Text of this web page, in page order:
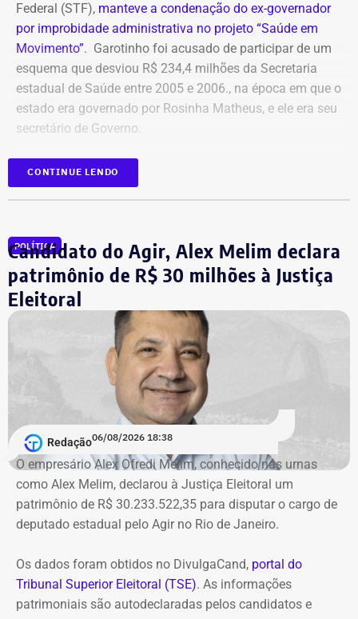
Federal (STF), manteve a condenação do ex-governador
por improbidade administrativa no projeto “Saúde em
Movimento”. Garotinho foi acusado de participar de um
esquema que desviou R$ 234,4 milhões da Secretaria
estadual de Saúde entre 2005 e 2006., na época em que o
estado era governado por Rosinha Matheus, e ele era seu
secretário de Governo.
Com isso, a sentença tornou-se definitiva.
imediata execução da sentença. Além da comunicação à
Justiça Eleitoral, o órgão pede a inclusão do nome de
Garotinho no Cadastro Nacional de Condenados por Ato
de Improbidade Administrativa.
Garotinho também foi multado
O órgão também requer que o ex-governador seja
intimado a quitar os valores da condenação. Segundo os
cálculos atualizados apresentados à Justiça, o
ressarcimento ao erário, originalmente fixado em R$
234,4 milhões, chega hoje a R$ 2,55 bilhões. O MP ainda
cobra R$ 778,9 mil de multa civil e R$ 11,9 milhões por
danos morais coletivos.
Globo”
CONTINUE LENDO
POLÍTICA
Candidato do Agir, Alex Melim declara
patrimônio de R$ 30 milhões à Justiça
Eleitoral
Redação06/08/2026 18:38
O empresário Alex Ofredi Melim, conhecido nas urnas
como Alex Melim, declarou à Justiça Eleitoral um
patrimônio de R$ 30.233.522,35 para disputar o cargo de
deputado estadual pelo Agir no Rio de Janeiro.
Os dados foram obtidos no DivulgaCand, portal do
Tribunal Superior Eleitoral (TSE). As informações
patrimoniais são autodeclaradas pelos candidatos e